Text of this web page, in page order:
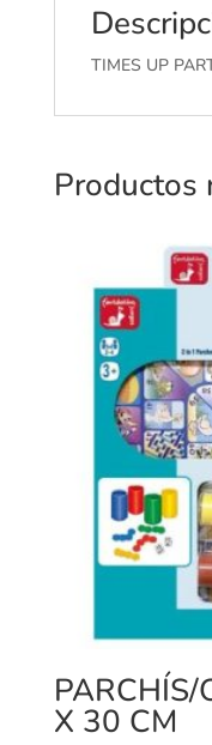
TIMES UP
Productos
X 30 CM